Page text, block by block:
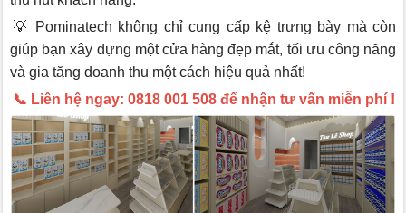
💡 Pominatech không chỉ cung cấp kệ trưng bày mà còn
giúp bạn xây dựng một cửa hàng đẹp mắt, tối ưu công năng
và gia tăng doanh thu một cách hiệu quả nhất!
📞 Liên hệ ngay: 0818 001 508 để nhận tư vấn miễn phí !